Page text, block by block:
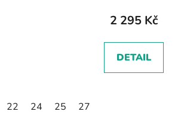
2 295 Kč
DETAIL
22 24 25 27